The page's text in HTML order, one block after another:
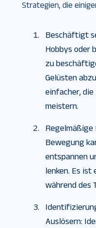
Strategien, die
Beschäftigt
Hobbys oder
zu
Gelüsten
einfacher,
meistern.
Regelmäßige
Bewegung
entspannen
lenken. Es
während des
Auslösern: